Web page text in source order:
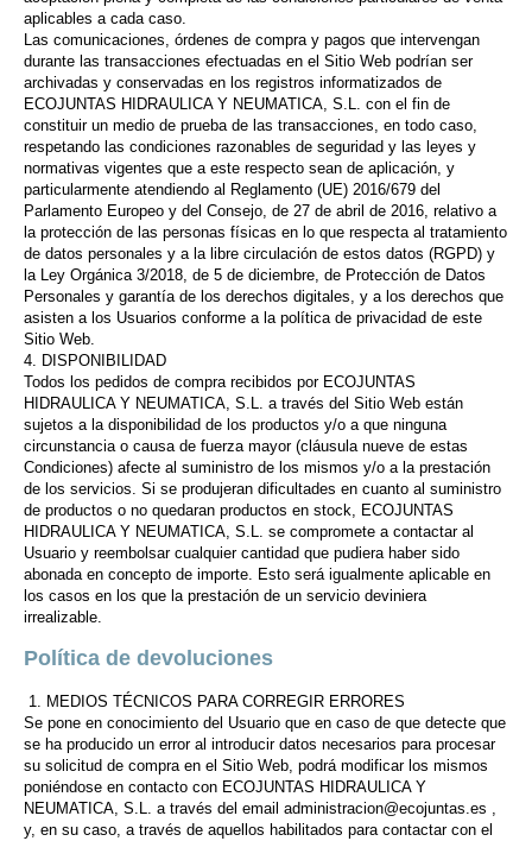
aplicables a cada caso.
Las comunicaciones, órdenes de compra y pagos que intervengan
durante las transacciones efectuadas en el Sitio Web podrían ser
archivadas y conservadas en los registros informatizados de
ECOJUNTAS HIDRAULICA Y NEUMATICA, S.L. con el fin de
constituir un medio de prueba de las transacciones, en todo caso,
respetando las condiciones razonables de seguridad y las leyes y
normativas vigentes que a este respecto sean de aplicación, y
particularmente atendiendo al Reglamento (UE) 2016/679 del
Parlamento Europeo y del Consejo, de 27 de abril de 2016, relativo a
la protección de las personas físicas en lo que respecta al tratamiento
de datos personales y a la libre circulación de estos datos (RGPD) y
la Ley Orgánica 3/2018, de 5 de diciembre, de Protección de Datos
Personales y garantía de los derechos digitales, y a los derechos que
asisten a los Usuarios conforme a la política de privacidad de este
Sitio Web.
4. DISPONIBILIDAD
Todos los pedidos de compra recibidos por ECOJUNTAS
HIDRAULICA Y NEUMATICA, S.L. a través del Sitio Web están
sujetos a la disponibilidad de los productos y/o a que ninguna
circunstancia o causa de fuerza mayor (cláusula nueve de estas
Condiciones) afecte al suministro de los mismos y/o a la prestación
de los servicios. Si se produjeran dificultades en cuanto al suministro
de productos o no quedaran productos en stock, ECOJUNTAS
HIDRAULICA Y NEUMATICA, S.L. se compromete a contactar al
Usuario y reembolsar cualquier cantidad que pudiera haber sido
abonada en concepto de importe. Esto será igualmente aplicable en
los casos en los que la prestación de un servicio deviniera
irrealizable.
Política de devoluciones
1. MEDIOS TÉCNICOS PARA CORREGIR ERRORES
Se pone en conocimiento del Usuario que en caso de que detecte que
se ha producido un error al introducir datos necesarios para procesar
su solicitud de compra en el Sitio Web, podrá modificar los mismos
poniéndose en contacto con ECOJUNTAS HIDRAULICA Y
NEUMATICA, S.L. a través del email administracion@ecojuntas.es ,
y, en su caso, a través de aquellos habilitados para contactar con el